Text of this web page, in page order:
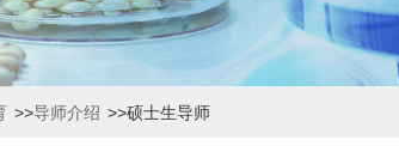
>>导师介绍 >>硕士生导师